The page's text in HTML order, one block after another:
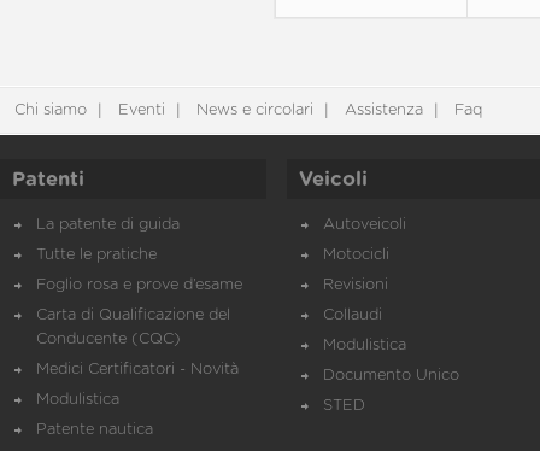
Chi siamo Eventi News e circolari Assistenza Faq
Patenti
La patente di guida
Tutte le pratiche
Foglio rosa e prove d’esame
Carta di Qualificazione del
Conducente (CQC)
Medici Certificatori - Novità
Modulistica
Patente nautica
Veicoli
Autoveicoli
Motocicli
Revisioni
Collaudi
Modulistica
Documento Unico
STED